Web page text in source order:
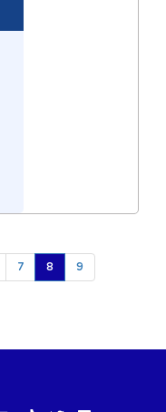
7 8(current)
9